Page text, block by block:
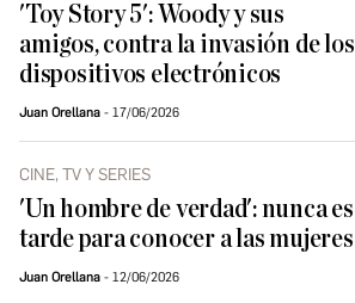
'Toy Story 5': Woody y sus
amigos, contra la invasión de los
dispositivos electrónicos
Juan Orellana 17/06/2026
CINE, TV Y SERIES
'Un hombre de verdad': nunca es
tarde para conocer a las mujeres
Juan Orellana 12/06/2026